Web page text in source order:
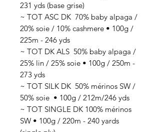
231 yds (base grise)
~ TOT ASC DK 70% baby alpaga /
20% soie / 10% cashmere • 100g /
225m - 246 yds
~ TOT DK ALS 50% baby alpaga /
25% lin / 25% soie • 100g / 250m -
273 yds
~ TOT SILK DK 50% mérinos SW /
50% soie • 100g / 212m/246 yds
~ TOT SINGLE DK 100% mérinos
SW • 100g / 220m - 240 yards